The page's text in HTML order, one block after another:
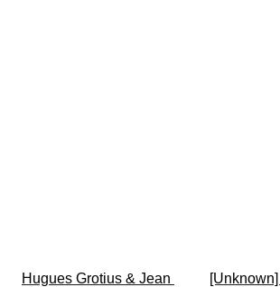
Hugues Grotius & Jean